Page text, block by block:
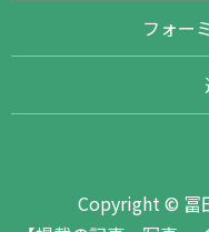
フォー
Copyright © 冨